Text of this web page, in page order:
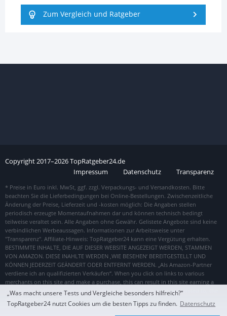
Zum Vergleich und Ratgeber
Copyright2017–2026TopRatgeber24.de
Impressum
Datenschutz Transparenz
„Was macht unsere Tests und Vergleiche besonders hilfreich?“
TopRatgeber24 nutzt Cookies um die besten Tipps zu finden. Datenschutz